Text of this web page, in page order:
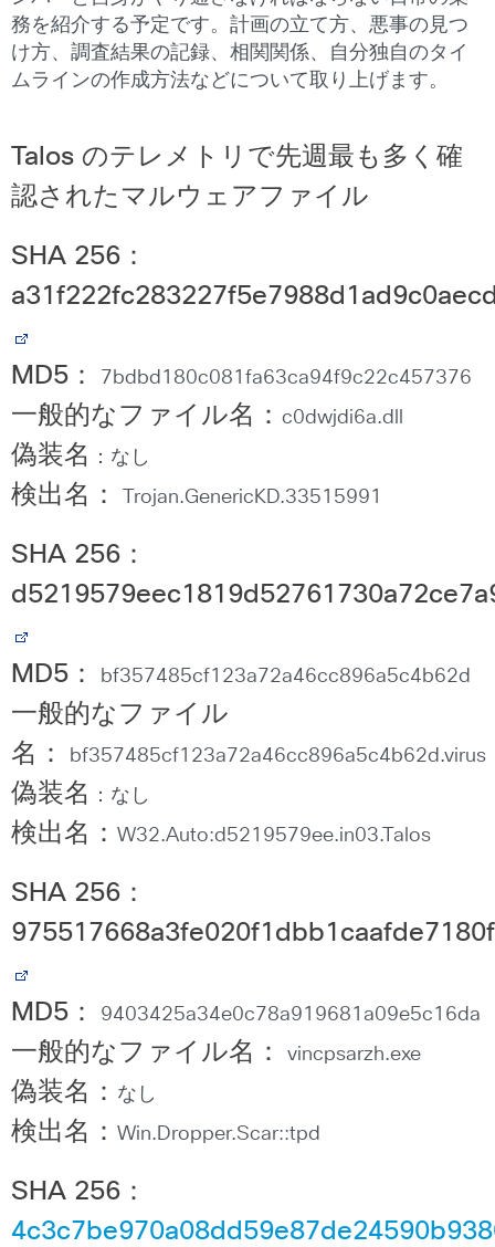
務を紹介する予定です。計画の立て方、悪事の見つ
け方、調査結果の記録、相関関係、自分独自のタイ
ムラインの作成方法などについて取り上げます。
Talos のテレメトリで先週最も多く確
認されたマルウェアファイル
SHA 256 ：
MD5 ： 7bdbd180c081fa63ca94f9c22c457376
一般的なファイル名： c0dwjdi6a.dll
偽装名 ：なし
検出名： Trojan.GenericKD.33515991
SHA 256 ：
MD5 ： bf357485cf123a72a46cc896a5c4b62d
一般的なファイル
名：
bf357485cf123a72a46cc896a5c4b62d.virus
偽装名 ：なし
検出名： W32.Auto:d5219579ee.in03.Talos
SHA 256 ：
MD5 ： 9403425a34e0c78a919681a09e5c16da
一般的なファイル名： vincpsarzh.exe
偽装名： なし
検出名： Win.Dropper.Scar::tpd
SHA 256 ：